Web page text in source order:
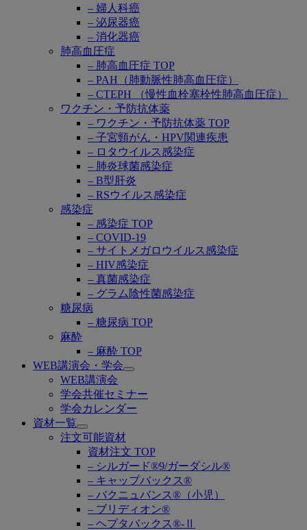
– 婦人科癌
– 泌尿器癌
– 消化器癌
肺高血圧症
– 肺高血圧症 TOP
– PAH（肺動脈性肺高血圧症）
– CTEPH （慢性血栓塞栓性肺高血圧症）
ワクチン・予防抗体薬
– ワクチン・予防抗体薬 TOP
– 子宮頸がん・HPV関連疾患
– ロタウイルス感染症
– 肺炎球菌感染症
– B型肝炎
– RSウイルス感染症
感染症
– 感染症 TOP
– COVID-19
– サイトメガロウイルス感染症
– HIV感染症
– 真菌感染症
– グラム陰性菌感染症
糖尿病
– 糖尿病 TOP
麻酔
– 麻酔 TOP
WEB講演会・学会
Open
WEB講演会
学会共催セミナー
学会カレンダー
資材一覧
Open
submenu
注文可能資材
資材注文 TOP
– シルガード®9/ガーダシル®
– キャップバックス®
– バクニュバンス®（小児）
– ブリディオン®
– ヘプタバックス®-Ⅱ